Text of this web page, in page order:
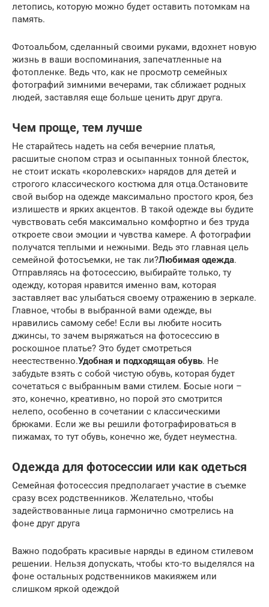
летопись, которую можно будет оставить потомкам на
память.
Фотоальбом, сделанный своими руками, вдохнет новую
жизнь в ваши воспоминания, запечатленные на
фотопленке. Ведь что, как не просмотр семейных
фотографий зимними вечерами, так сближает родных
людей, заставляя еще больше ценить друг друга.
Чем проще, тем лучше
Не старайтесь надеть на себя вечерние платья,
расшитые снопом страз и осыпанных тонной блесток,
не стоит искать «королевских» нарядов для детей и
строгого классического костюма для отца.Остановите
свой выбор на одежде максимально простого кроя, без
излишеств и ярких акцентов. В такой одежде вы будите
чувствовать себя максимально комфортно и без труда
откроете свои эмоции и чувства камере. А фотографии
получатся теплыми и нежными. Ведь это главная цель
семейной фотосъемки, не так ли?Любимая одежда.
Отправляясь на фотосессию, выбирайте только, ту
одежду, которая нравится именно вам, которая
заставляет вас улыбаться своему отражению в зеркале.
Главное, чтобы в выбранной вами одежде, вы
нравились самому себе! Если вы любите носить
джинсы, то зачем выряжаться на фотосессию в
роскошное платье? Это будет смотреться
неестественно.Удобная и подходящая обувь. Не
забудьте взять с собой чистую обувь, которая будет
сочетаться с выбранным вами стилем. Босые ноги –
это, конечно, креативно, но порой это смотрится
нелепо, особенно в сочетании с классическими
брюками. Если же вы решили фотографироваться в
пижамах, то тут обувь, конечно же, будет неуместна.
Одежда для фотосессии или как одеться
Семейная фотосессия предполагает участие в съемке
сразу всех родственников. Желательно, чтобы
задействованные лица гармонично смотрелись на
фоне друг друга
Важно подобрать красивые наряды в едином стилевом
решении. Нельзя допускать, чтобы кто-то выделялся на
фоне остальных родственников макияжем или
слишком яркой одеждой